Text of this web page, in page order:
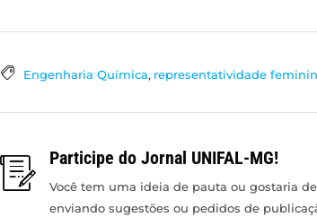
Engenharia Química, representatividade
Participe do Jornal UNIFAL-MG!
Você tem uma ideia de pauta ou gostaria
enviando sugestões ou pedidos de